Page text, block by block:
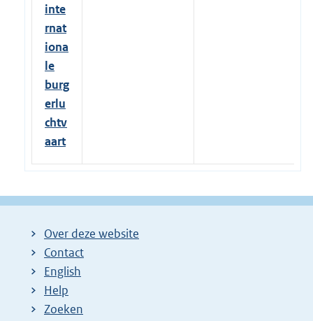
inte
rnat
iona
le
burg
erlu
chtv
aart
Over deze website
Contact
English
Help
Zoeken